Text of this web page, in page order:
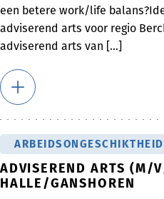
een betere work/life
adviserend arts voor regio
adviserend arts van [...]
ARBEIDSONGESCHIKTHEID
ADVISEREND ARTS (M/
HALLE/GANSHOREN